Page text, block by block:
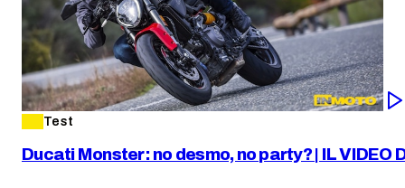
Test
Ducati Monster: no desmo, no party? | IL VIDEO